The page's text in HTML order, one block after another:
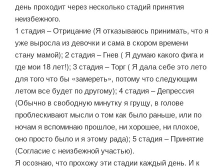
день проходит через несколько стадий принятия
неизбежного.
1 стадия – Отрицание (Я отказываюсь принимать, что я
уже выросла из девочки и сама в скором времени
стану мамой); 2 стадия – Гнев ( Я думаю какого фига и
где мои 18 лет!); 3 стадия – Торг ( Я дала себе это лето
для того что бы «замереть», потому что следующим
летом все будет по другому); 4 стадия – Депрессия
(Обычно в свободную минутку я грущу, в голове
проблескивают мысли о том как было раньше, или по
ночам я вспоминаю прошлое, ни хорошее, ни плохое,
оно просто было и я этому рада); 5 стадия – Принятие
(Согласие с неизбежной участью).
Я осознаю, что прохожу эти стадии каждый день. И к